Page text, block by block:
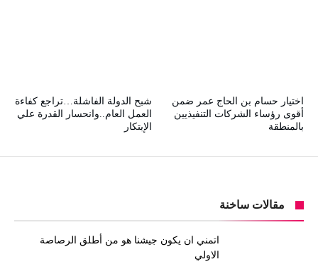
شبح الدولة الفاشلة…تراجع كفاءة
العمل العام..وانحسار القدرة علي
الإبتكار
اختيار حسام بن الحاج عمر ضمن
أقوى رؤساء الشركات التنفيذيين
بالمنطقة
مقالات ساخنة
اتمني ان يكون جيشنا هو من أطلق الرصاصة
الاولي